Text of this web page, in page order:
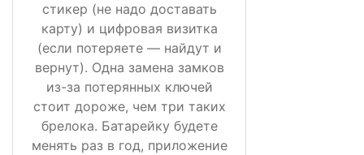
стикер (не надо доставать
карту) и цифровая визитка
(если потеряете — найдут и
вернут). Одна замена замков
из-за потерянных ключей
стоит дороже, чем три таких
брелока. Батарейку будете
менять раз в год, приложение